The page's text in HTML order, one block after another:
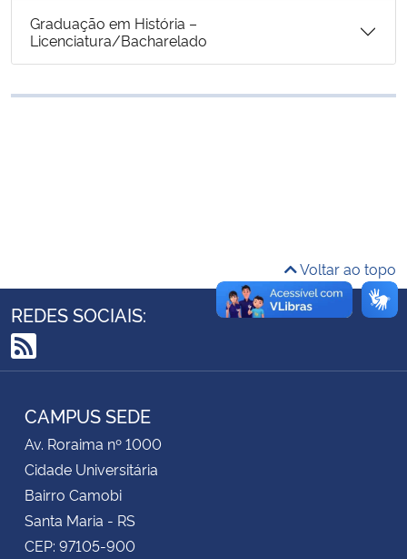
Ministério da Cidadania
Ministério da Saúde
Controladoria-Geral da União
Secretaria-Geral
Secretaria de Governo
Gabinete de Segurança Institucional
Graduação em História –
Licenciatura/Bacharelado
Voltar ao topo
REDES SOCIAIS:
RSS
CAMPUS SEDE
Av. Roraima nº 1000
Cidade Universitária
Bairro Camobi
Santa Maria - RS
CEP: 97105-900